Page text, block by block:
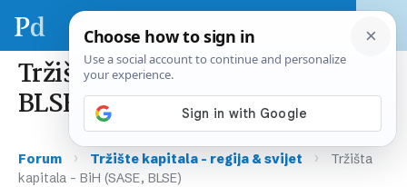
Tržišta kapitala – BiH (SASE,
BLSE)
Forum › Tržište kapitala – regija & svijet ›
Tržišta
kapitala – BiH (SASE, BLSE)